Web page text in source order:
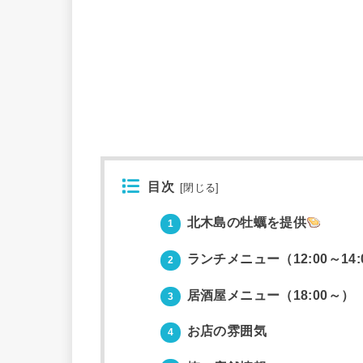
目次 [閉じる]
1 北木島の牡蠣を提供
2 ランチメニュー（12:00～
3 居酒屋メニュー（18:00～）
4 お店の雰囲気